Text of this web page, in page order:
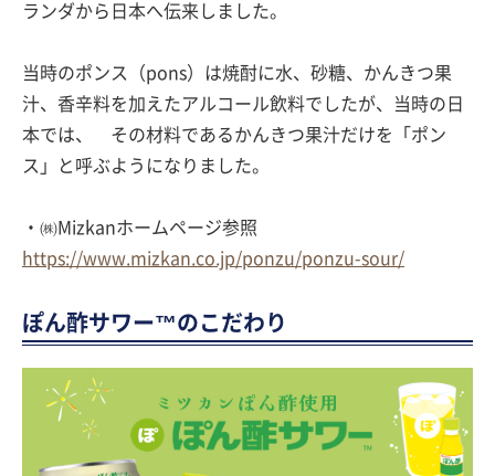
ランダから日本へ伝来しました。
当時のポンス（pons）は焼酎に水、砂糖、かんきつ果
汁、香辛料を加えたアルコール飲料でしたが、当時の日
本では、 その材料であるかんきつ果汁だけを「ポン
ス」と呼ぶようになりました。
・㈱Mizkanホームページ参照
https://www.mizkan.co.jp/ponzu/ponzu-sour/
ぽん酢サワー™のこだわり